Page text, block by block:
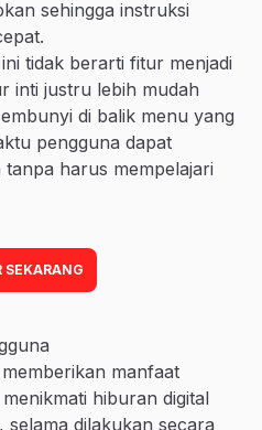
sehingga instruksi
tidak berarti fitur menjadi
inti justru lebih mudah
di balik menu yang
pengguna dapat
harus mempelajari
SEKARANG
manfaat
hiburan digital
selama dilakukan secara